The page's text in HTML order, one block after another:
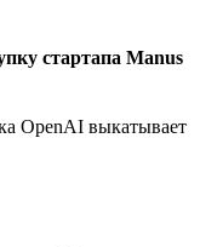
стартапа Manus
OpenAI выкатывает